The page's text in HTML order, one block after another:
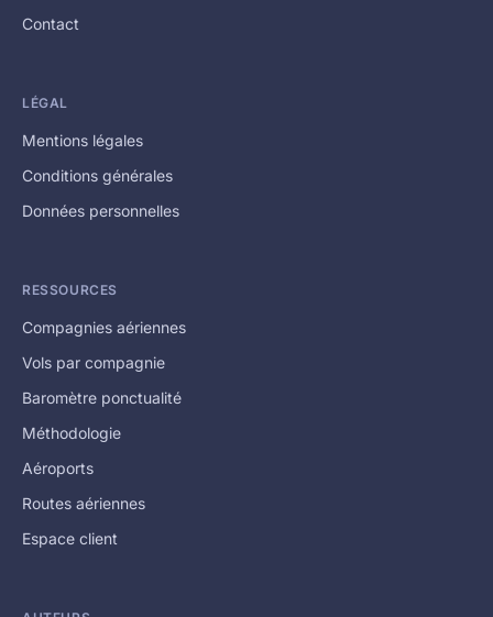
Contact
LÉGAL
Mentions légales
Conditions générales
Données personnelles
RESSOURCES
Compagnies aériennes
Vols par compagnie
Baromètre ponctualité
Méthodologie
Aéroports
Routes aériennes
Espace client